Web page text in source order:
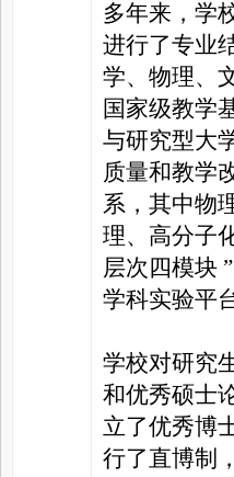
多年来，学
进行了专业
学、物理、
国家级教学
与研究型大
质量和教学
系，其中物
理、高分子
层次四模块
学科实验平
学校对研究
和优秀硕士
立了优秀博
行了直博制